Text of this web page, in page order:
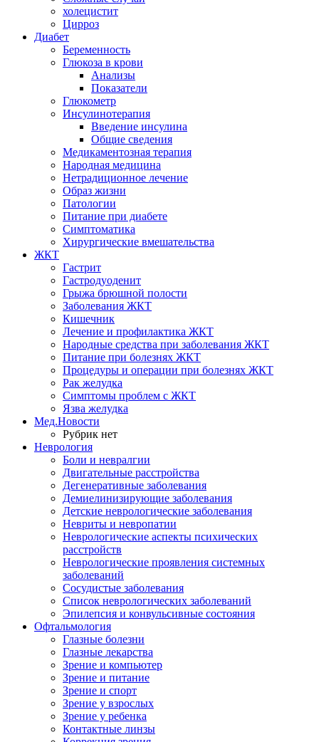
холецистит
Цирроз
Диабет
Беременность
Глюкоза в крови
Анализы
Показатели
Глюкометр
Инсулинотерапия
Введение инсулина
Общие сведения
Медикаментозная терапия
Народная медицина
Нетрадиционное лечение
Образ жизни
Патологии
Питание при диабете
Симптоматика
Хирургические вмешательства
ЖКТ
Гастрит
Гастродуоденит
Грыжа брюшной полости
Заболевания ЖКТ
Кишечник
Лечение и профилактика ЖКТ
Народные средства при заболевания ЖКТ
Питание при болезнях ЖКТ
Процедуры и операции при болезнях ЖКТ
Рак желудка
Симптомы проблем с ЖКТ
Язва желудка
Мед.Новости
Рубрик нет
Неврология
Боли и невралгии
Двигательные расстройства
Дегенеративные заболевания
Демиелинизирующие заболевания
Детские неврологические заболевания
Невриты и невропатии
Неврологические аспекты психических
расстройств
Неврологические проявления системных
заболеваний
Сосудистые заболевания
Список неврологических заболеваний
Эпилепсия и конвульсивные состояния
Офтальмология
Глазные болезни
Глазные лекарства
Зрение и компьютер
Зрение и питание
Зрение и спорт
Зрение у взрослых
Зрение у ребенка
Контактные линзы